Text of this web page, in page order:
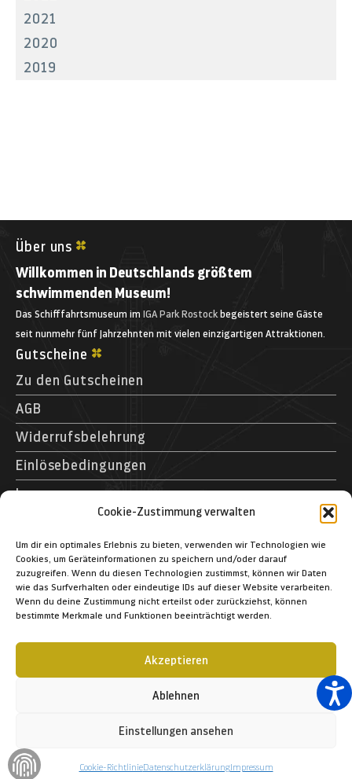
Cookie-Zustimmung verwalten
Um dir ein optimales Erlebnis zu bieten, verwenden wir Technologien wie
Cookies, um Geräteinformationen zu speichern und/oder darauf
zuzugreifen. Wenn du diesen Technologien zustimmst, können wir Daten
wie das Surfverhalten oder eindeutige IDs auf dieser Website verarbeiten.
Wenn du deine Zustimmung nicht erteilst oder zurückziehst, können
bestimmte Merkmale und Funktionen beeinträchtigt werden.
Akzeptieren
Ablehnen
Einstellungen ansehen
Cookie-RichtlinieDatenschutzerklärungImpressum
2021
2020
2019
Über uns
Willkommen in Deutschlands größtem
schwimmenden Museum!
Das Schifffahrtsmuseum im IGA Park Rostock begeistert seine Gäste
seit nunmehr fünf Jahrzehnten mit vielen einzigartigen Attraktionen.
Gutscheine
Zu den Gutscheinen
AGB
Widerrufsbelehrung
Einlösebedingungen
Impressum
Museumspark Rostock GmbH
Schifffahrtsmuseum Rostock
Schmarl-Dorf 40
D – 18106 Rostock
+49 (03 81) 12 83 1-366
info@schifffahrtsmuseum-rostock.de
© 2023 Museumspark Rostock GmbH